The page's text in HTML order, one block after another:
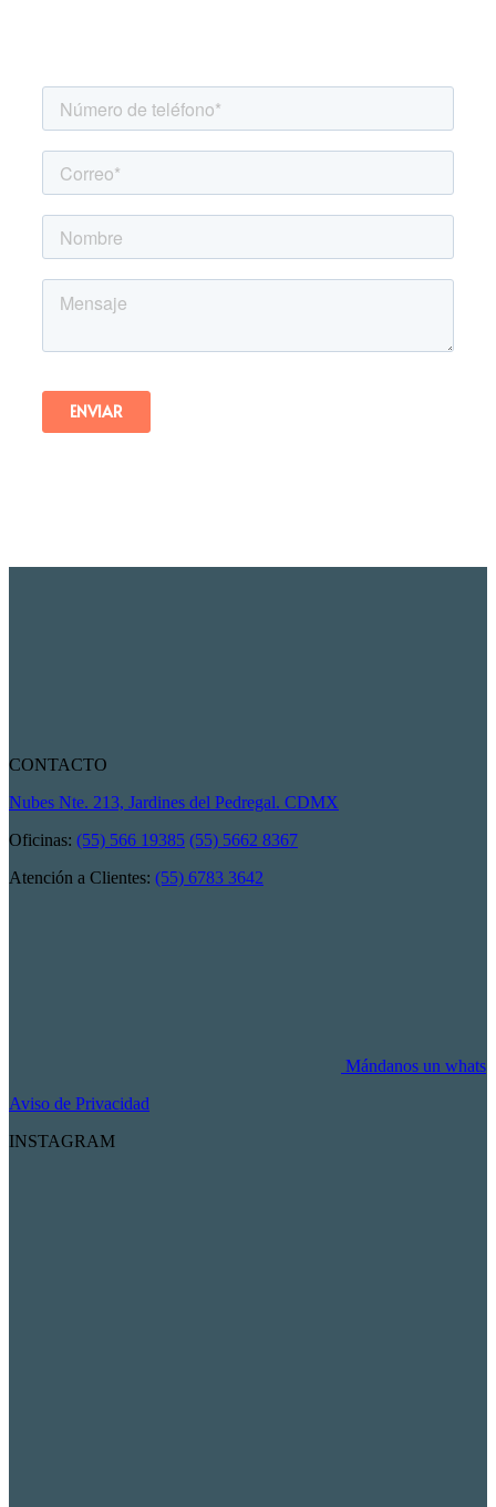
CONTACTO
Nubes Nte. 213, Jardines del Pedregal. CDMX
Oficinas: (55) 566 19385 (55) 5662 8367
Atención a Clientes: (55) 6783 3642
Mándanos un whats
Aviso de Privacidad
INSTAGRAM